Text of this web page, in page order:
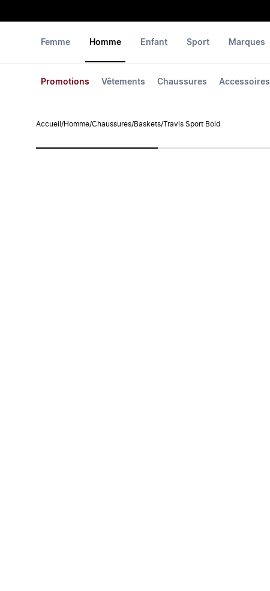
Femme Homme
Promotions Vêtements Chaussures Accessoires
Enfant Sport Marques
Accueil /Homme/Chaussures/Baskets/Travis Sport Bold